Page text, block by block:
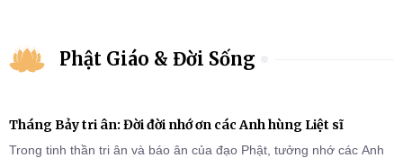
Phật Giáo & Đời Sống
Tháng Bảy tri ân: Đời đời nhớ ơn các Anh hùng Liệt sĩ
Trong tinh thần tri ân và báo ân của đạo Phật, tưởng nhớ các Anh